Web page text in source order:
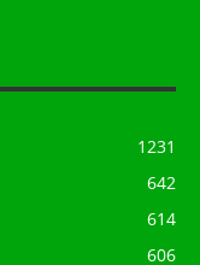
1231
642
614
606